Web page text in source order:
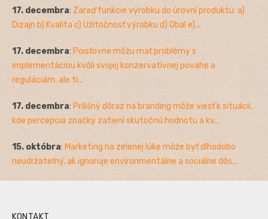
17. decembra: Zaraď funkcie výrobku do úrovní produktu: a)
Dizajn b) Kvalita c) Užitočnosť výrobku d) Obal e)...
17. decembra: Poisťovne môžu mať problémy s
implementáciou kvôli svojej konzervatívnej povahe a
reguláciám, ale ti...
17. decembra: Prílišný dôraz na branding môže viesť k situácii,
kde percepcia značky zatieni skutočnú hodnotu a kv...
15. októbra: Marketing na zelenej lúke môže byť dlhodobo
neudržateľný, ak ignoruje environmentálne a sociálne dôs...
KONTAKT